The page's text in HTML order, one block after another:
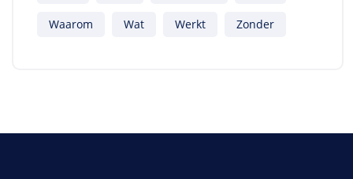
Waarom Wat Werkt Zonder